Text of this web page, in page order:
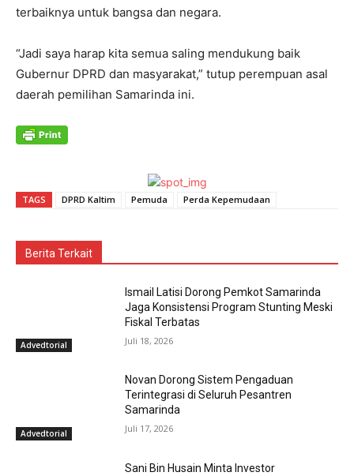
terbaiknya untuk bangsa dan negara.
“Jadi saya harap kita semua saling mendukung baik
Gubernur DPRD dan masyarakat,” tutup perempuan asal
daerah pemilihan Samarinda ini.
TAGS DPRD Kaltim Pemuda Perda Kepemudaan
Berita Terkait
Advedtorial
Ismail Latisi Dorong Pemkot Samarinda
Jaga Konsistensi Program Stunting Meski
Fiskal Terbatas
Juli 18, 2026
Advedtorial
Novan Dorong Sistem Pengaduan
Terintegrasi di Seluruh Pesantren
Samarinda
Juli 17, 2026
Sani Bin Husain Minta Investor